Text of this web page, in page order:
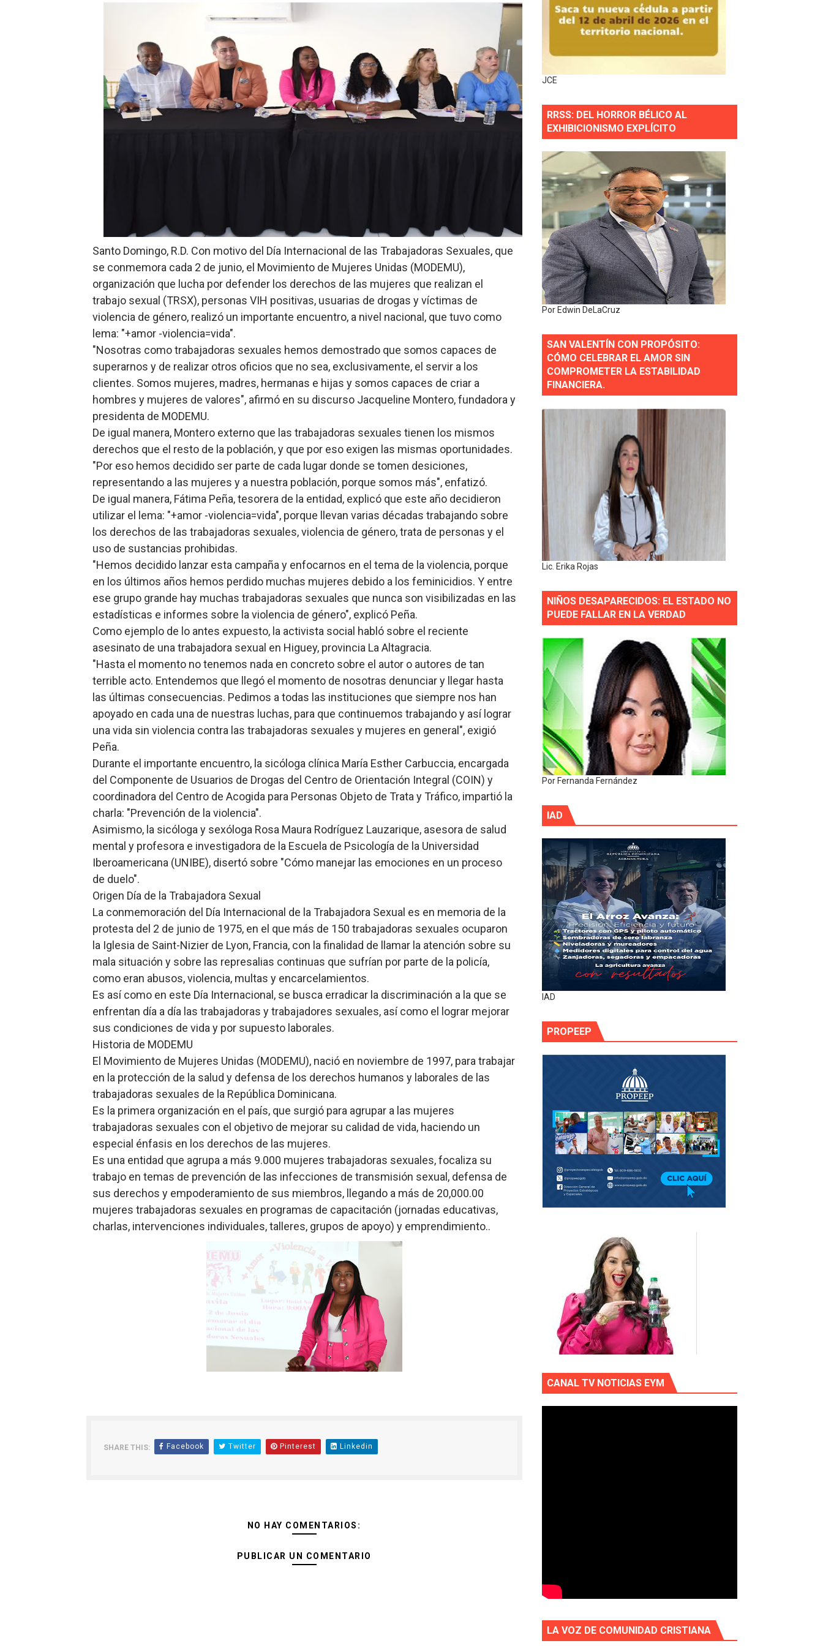
Hipótesis policial sobre atentado a balazos en la avenida Abraham Lincoln y fallecer horas después
CESDN urge fortalecer el sistema eléctrico ante constantes apagones en Santo Domingo Norte
Cacerolazos, gomas quemadas y bombas lagrimógenas: Tensión en la Fernández Domínguez por apagones en Cayenas y Residencial Amalia
Roberto Ángel Salcedo anuncia festival cultural para la región Este
Roberto Ángel Salcedo anuncia festival cultural para la región Este
Respuesta oportuna de Propeep permite a familia de La Cuaba recuperar su hogar tras incendio
Juramentan a Angelina Biviana Riveiro como nueva vicepresidenta ejecutiva de Fiduciaria Reservas.
Tribunal Superior Administrativo anula permisos urbanísticos del proyecto Everest Tower en Piantini
JCE flexibiliza renovación de cédula: adiós al orden por mes de nacimiento en municipios pequeños
Restaurante Amigos es reconocido por sus cuatro décadas de excelencia en el sector gastronómico
Banco Popular escala 17 posiciones en los mil mejores bancos del mundo
SNS y el SRSO actualizan Manual de Comunicación Interna y Externa para fortalecer gestión comunicacional en salud
Osiris de León responde a Roberto Tineo y a Yeisy por sus críticas destempladas sobre Presa de Guaiguí: "Es ignorancia supina"
DGPCF: 55 años sembrando desarrollo y fortaleciendo la frontera dominicana
Santo Domingo, R.D. Con motivo del Día Internacional de las Trabajadoras Sexuales, que
se conmemora cada 2 de junio, el Movimiento de Mujeres Unidas (MODEMU),
organización que lucha por defender los derechos de las mujeres que realizan el
trabajo sexual (TRSX), personas VIH positivas, usuarias de drogas y víctimas de
violencia de género, realizó un importante encuentro, a nivel nacional, que tuvo como
lema: "+amor -violencia=vida".
"Nosotras como trabajadoras sexuales hemos demostrado que somos capaces de
superarnos y de realizar otros oficios que no sea, exclusivamente, el servir a los
clientes. Somos mujeres, madres, hermanas e hijas y somos capaces de criar a
hombres y mujeres de valores", afirmó en su discurso Jacqueline Montero, fundadora y
presidenta de MODEMU.
De igual manera, Montero externo que las trabajadoras sexuales tienen los mismos
derechos que el resto de la población, y que por eso exigen las mismas oportunidades.
"Por eso hemos decidido ser parte de cada lugar donde se tomen desiciones,
representando a las mujeres y a nuestra población, porque somos más", enfatizó.
De igual manera, Fátima Peña, tesorera de la entidad, explicó que este año decidieron
utilizar el lema: "+amor -violencia=vida", porque llevan varias décadas trabajando sobre
los derechos de las trabajadoras sexuales, violencia de género, trata de personas y el
uso de sustancias prohibidas.
"Hemos decidido lanzar esta campaña y enfocarnos en el tema de la violencia, porque
en los últimos años hemos perdido muchas mujeres debido a los feminicidios. Y entre
ese grupo grande hay muchas trabajadoras sexuales que nunca son visibilizadas en las
estadísticas e informes sobre la violencia de género", explicó Peña.
Como ejemplo de lo antes expuesto, la activista social habló sobre el reciente
asesinato de una trabajadora sexual en Higuey, provincia La Altagracia.
"Hasta el momento no tenemos nada en concreto sobre el autor o autores de tan
terrible acto. Entendemos que llegó el momento de nosotras denunciar y llegar hasta
las últimas consecuencias. Pedimos a todas las instituciones que siempre nos han
apoyado en cada una de nuestras luchas, para que continuemos trabajando y así lograr
una vida sin violencia contra las trabajadoras sexuales y mujeres en general", exigió
Peña.
Durante el importante encuentro, la sicóloga clínica María Esther Carbuccia, encargada
del Componente de Usuarios de Drogas del Centro de Orientación Integral (COIN) y
coordinadora del Centro de Acogida para Personas Objeto de Trata y Tráfico, impartió la
charla: "Prevención de la violencia".
Asimismo, la sicóloga y sexóloga Rosa Maura Rodríguez Lauzarique, asesora de salud
mental y profesora e investigadora de la Escuela de Psicología de la Universidad
Iberoamericana (UNIBE), disertó sobre "Cómo manejar las emociones en un proceso
de duelo".
Origen Día de la Trabajadora Sexual
La conmemoración del Día Internacional de la Trabajadora Sexual es en memoria de la
protesta del 2 de junio de 1975, en el que más de 150 trabajadoras sexuales ocuparon
la Iglesia de Saint-Nizier de Lyon, Francia, con la finalidad de llamar la atención sobre su
mala situación y sobre las represalias continuas que sufrían por parte de la policía,
como eran abusos, violencia, multas y encarcelamientos.
Es así como en este Día Internacional, se busca erradicar la discriminación a la que se
enfrentan día a día las trabajadoras y trabajadores sexuales, así como el lograr mejorar
sus condiciones de vida y por supuesto laborales.
Historia de MODEMU
El Movimiento de Mujeres Unidas (MODEMU), nació en noviembre de 1997, para trabajar
en la protección de la salud y defensa de los derechos humanos y laborales de las
trabajadoras sexuales de la República Dominicana.
Es la primera organización en el país, que surgió para agrupar a las mujeres
trabajadoras sexuales con el objetivo de mejorar su calidad de vida, haciendo un
especial énfasis en los derechos de las mujeres.
Es una entidad que agrupa a más 9.000 mujeres trabajadoras sexuales, focaliza su
trabajo en temas de prevención de las infecciones de transmisión sexual, defensa de
sus derechos y empoderamiento de sus miembros, llegando a más de 20,000.00
mujeres trabajadoras sexuales en programas de capacitación (jornadas educativas,
charlas, intervenciones individuales, talleres, grupos de apoyo) y emprendimiento..
SHARE THIS: Facebook Twitter Pinterest Linkedin
NO HAY COMENTARIOS:
PUBLICAR UN COMENTARIO
JCE
RRSS: DEL HORROR BÉLICO AL
EXHIBICIONISMO EXPLÍCITO
Por Edwin DeLaCruz
SAN VALENTÍN CON PROPÓSITO:
CÓMO CELEBRAR EL AMOR SIN
COMPROMETER LA ESTABILIDAD
FINANCIERA.
Lic. Erika Rojas
NIÑOS DESAPARECIDOS: EL ESTADO NO
PUEDE FALLAR EN LA VERDAD
Por Fernanda Fernández
IAD
IAD
PROPEEP
CANAL TV NOTICIAS EYM
LA VOZ DE COMUNIDAD CRISTIANA